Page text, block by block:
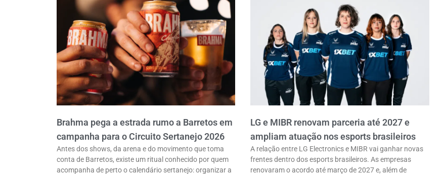
Brahma pega a estrada rumo a Barretos em
campanha para o Circuito Sertanejo 2026
Antes dos shows, da arena e do movimento que toma
conta de Barretos, existe um ritual conhecido por quem
acompanha de perto o calendário sertanejo: organizar a
LG e MIBR renovam parceria até 2027 e
ampliam atuação nos esports brasileiros
A relação entre LG Electronics e MIBR vai ganhar novas
frentes dentro dos esports brasileiros. As empresas
renovaram o acordo até março de 2027 e, além de